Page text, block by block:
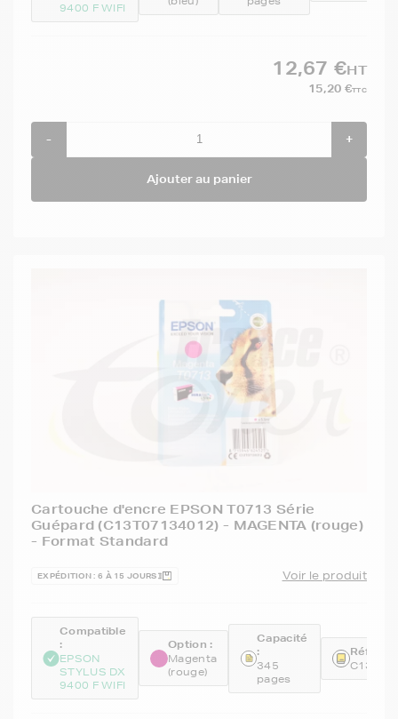
9400 F WIFI
12,67 €HT
15,20 €TTC
- +
Ajouter au panier
Cartouche d'encre EPSON T0713 Série
Guépard (C13T07134012) - MAGENTA (rouge)
- Format Standard
EXPÉDITION : 6 À 15 JOURS Voir le produit
Compatible
:
EPSON
STYLUS DX
9400 F WIFI
Option :
Magenta
(rouge)
Capacité
:
345
pages